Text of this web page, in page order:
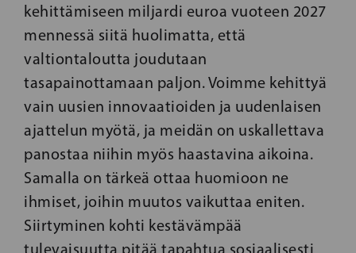
kehittämiseen miljardi euroa vuoteen 2027
mennessä siitä huolimatta, että
valtiontaloutta joudutaan
tasapainottamaan paljon. Voimme kehittyä
vain uusien innovaatioiden ja uudenlaisen
ajattelun myötä, ja meidän on uskallettava
panostaa niihin myös haastavina aikoina.
Samalla on tärkeä ottaa huomioon ne
ihmiset, joihin muutos vaikuttaa eniten.
Siirtyminen kohti kestävämpää
tulevaisuutta pitää tapahtua sosiaalisesti